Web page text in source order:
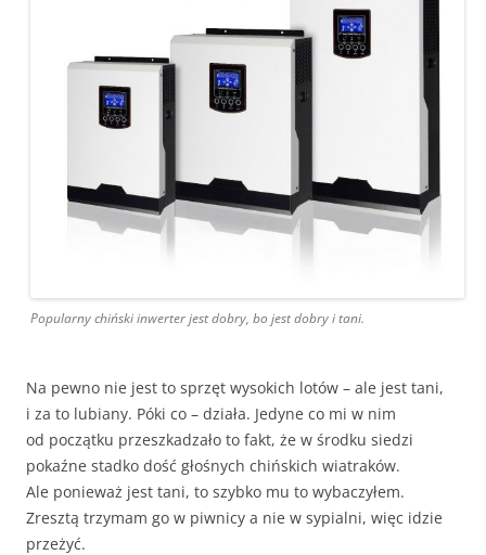
Popularny chiński inwerter jest dobry, bo jest dobry i tani.
Na pewno nie jest to sprzęt wysokich lotów – ale jest tani,
i za to lubiany. Póki co – działa. Jedyne co mi w nim
od początku przeszkadzało to fakt, że w środku siedzi
pokaźne stadko dość głośnych chińskich wiatraków.
Ale ponieważ jest tani, to szybko mu to wybaczyłem.
Zresztą trzymam go w piwnicy a nie w sypialni, więc idzie
przeżyć.